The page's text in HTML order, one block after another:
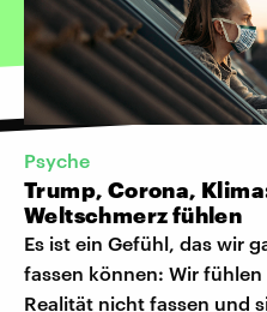
Psyche
Trump, Corona,
Weltschmerz fühlen
Es ist ein Gefühl, das wir
fassen können: Wir
Realität nicht fassen und